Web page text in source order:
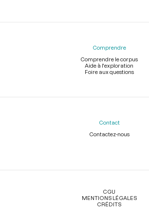
Comprendre
Comprendre le corpus
Aide à l'exploration
Foire aux questions
Contact
Contactez-nous
Légal
CGU
MENTIONS LÉGALES
CRÉDITS